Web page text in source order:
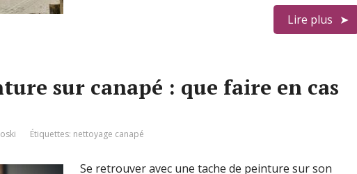
Lire plus
sur canapé : que faire en cas
Étiquettes: nettoyage canapé
Se retrouver avec une tache de peinture sur son